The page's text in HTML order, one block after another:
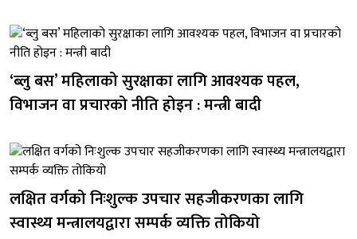
‘ब्लु बस’ महिलाको सुरक्षाका लागि आवश्यक पहल,
विभाजन वा प्रचारको नीति होइन : मन्त्री बादी
लक्षित वर्गको निःशुल्क उपचार सहजीकरणका लागि
स्वास्थ्य मन्त्रालयद्वारा सम्पर्क व्यक्ति तोकियो